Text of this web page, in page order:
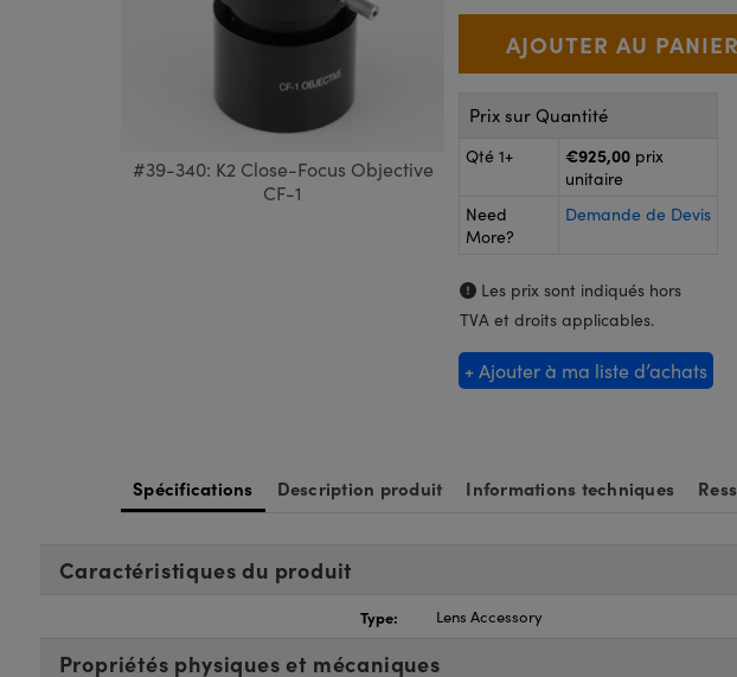
#39-340: K2 Close-Focus Objective
CF-1
Prix sur Quantité
Qté 1+ €925,00 prix
unitaire
Need
More?
Demande de Devis
Les prix sont indiqués hors
TVA et droits applicables.
+ Ajouter à ma liste d’achats
Spécifications Description produit Informations techniques
Caractéristiques du produit
Type: Lens Accessory
Propriétés physiques et mécaniques